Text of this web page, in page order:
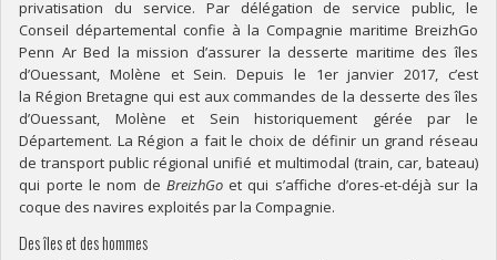
privatisation du service. Par délégation de service public, le
Conseil départemental confie à la Compagnie maritime BreizhGo
Penn Ar Bed la mission d’assurer la desserte maritime des îles
d’Ouessant, Molène et Sein. Depuis le 1er janvier 2017, c’est
la Région Bretagne qui est aux commandes de la desserte des îles
d’Ouessant, Molène et Sein historiquement gérée par le
Département. La Région a fait le choix de définir un grand réseau
de transport public régional unifié et multimodal (train, car, bateau)
qui porte le nom de BreizhGoet qui s’affiche d’ores-et-déjà sur la
coque des navires exploités par la Compagnie.
Des îles et des hommes